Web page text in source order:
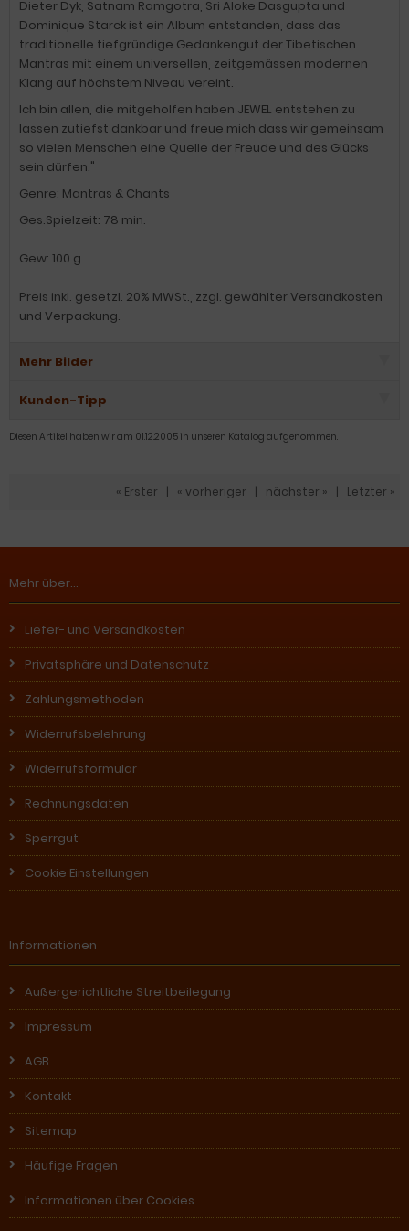
Dieter Dyk, Satnam Ramgotra, Sri Aloke Dasgupta und
Dominique Starck ist ein Album entstanden, dass das
traditionelle tiefgründige Gedankengut der Tibetischen
Mantras mit einem universellen, zeitgemässen modernen
Klang auf höchstem Niveau vereint.
Ich bin allen, die mitgeholfen haben JEWEL entstehen zu
lassen zutiefst dankbar und freue mich dass wir gemeinsam
so vielen Menschen eine Quelle der Freude und des Glücks
sein dürfen."
Genre: Mantras & Chants
Ges.Spielzeit: 78 min.
Gew: 100 g
Preis inkl. gesetzl. 20% MWSt., zzgl. gewählter Versandkosten
und Verpackung.
Mehr Bilder
Kunden-Tipp
Diesen Artikel haben wir am 01.12.2005 in unseren Katalog aufgenommen.
« Erster « vorheriger nächster » Letzter »
Mehr über...
Liefer- und Versandkosten
Privatsphäre und Datenschutz
Zahlungsmethoden
Widerrufsbelehrung
Widerrufsformular
Rechnungsdaten
Sperrgut
Cookie Einstellungen
Informationen
Außergerichtliche Streitbeilegung
Impressum
AGB
Kontakt
Sitemap
Häufige Fragen
Informationen über Cookies